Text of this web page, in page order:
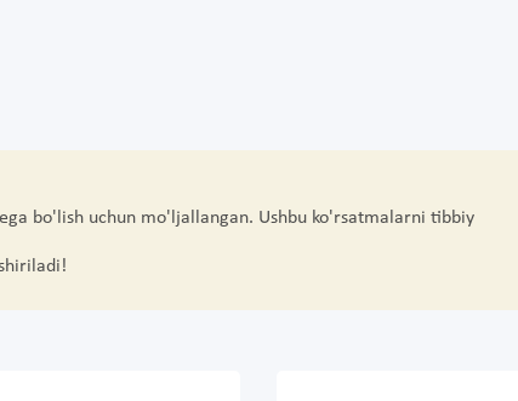
bo'lish uchun mo'ljallangan. Ushbu ko'rsatmalarni tibbiy